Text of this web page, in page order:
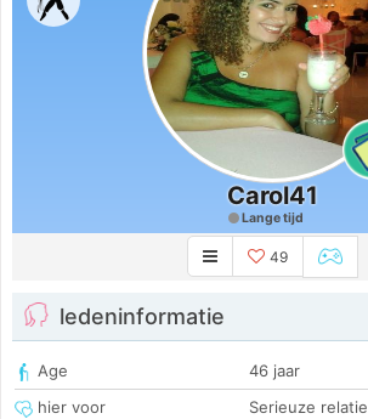
Carol41
Lange tijd
49
ledeninformatie
Age
46 jaar
hier voor
Serieuze relatie